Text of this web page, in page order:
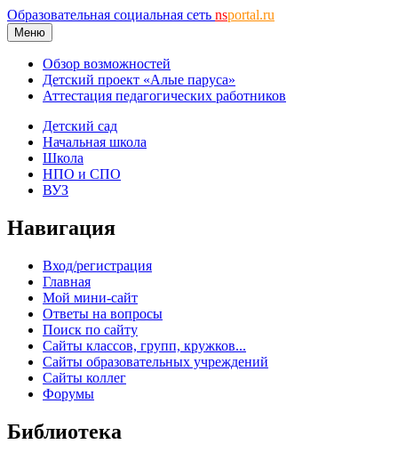
Образовательная социальная сеть nsportal.ru
Меню
Обзор возможностей
Детский проект «Алые паруса»
Аттестация педагогических работников
Детский сад
Начальная школа
Школа
НПО и СПО
ВУЗ
Навигация
Вход/регистрация
Главная
Мой мини-сайт
Ответы на вопросы
Поиск по сайту
Сайты классов, групп, кружков...
Сайты образовательных учреждений
Сайты коллег
Форумы
Библиотека